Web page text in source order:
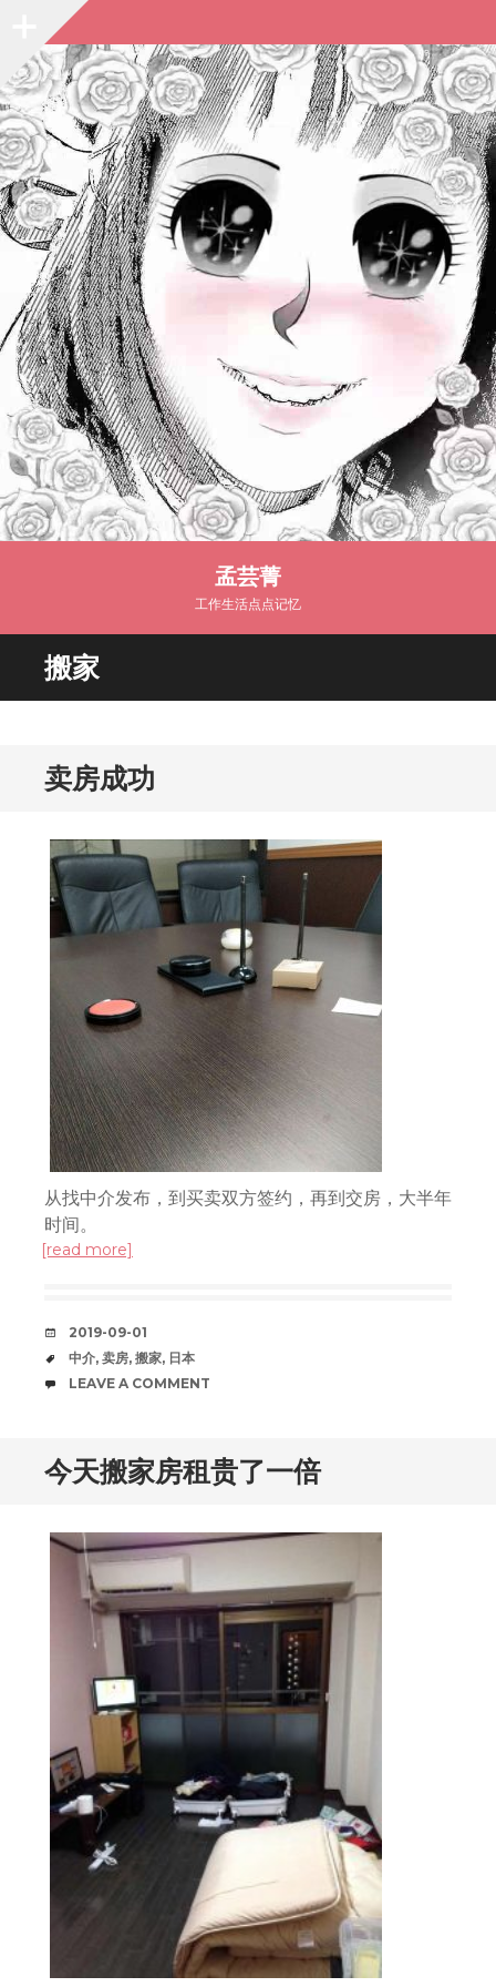
Sidebar
孟芸菁
工作生活点点记忆
搬家
卖房成功
从找中介发布，到买卖双方签约，再到交房，大半年
时间。
[read more]
DATE
2019-09-01
TAGS
中介, 卖房, 搬家, 日本
COMMENTS
LEAVE A COMMENT
今天搬家房租贵了一倍